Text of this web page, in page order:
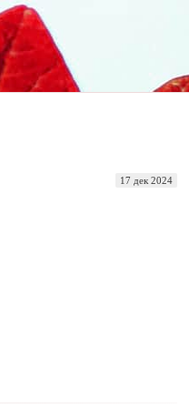
17 дек 2024